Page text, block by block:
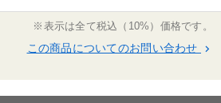
マーケティング
年ダートマス大学ＭＢＡ取
社長職を経て、2000年Ｍｏｎｏ
る住友グレンジャーを社内ベン
※表示は全て税込（10%）価格です。
この商品についてのお問い合わせ keyboard_arrow_right